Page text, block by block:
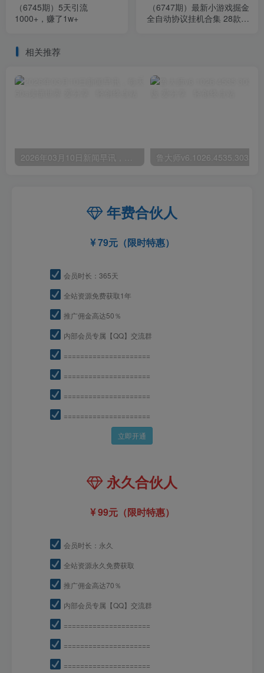
（6745期）5天引流
1000+，赚了1w+
（6747期）最新小游戏掘金
全自动协议挂机合集 28款每
相关推荐
年费合伙人
79元（限时特惠）
会员时长：365天
全站资源免费获取1年
推广佣金高达50％
内部会员专属【QQ】交流群
=====================
=====================
=====================
=====================
立即开通
永久合伙人
99元（限时特惠）
会员时长：永久
全站资源永久免费获取
推广佣金高达70％
内部会员专属【QQ】交流群
=====================
=====================
=====================